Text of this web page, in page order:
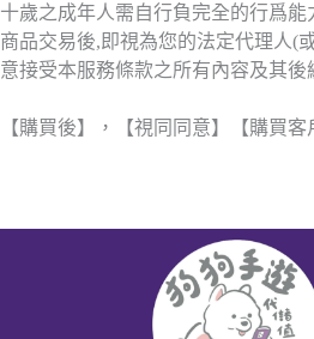
十歲之成年人需自行負完全的行爲
商品交易後,即視為您的法定代理人(
意接受本服務條款之所有內容及其後
【購買後】，【視同同意】【購買客